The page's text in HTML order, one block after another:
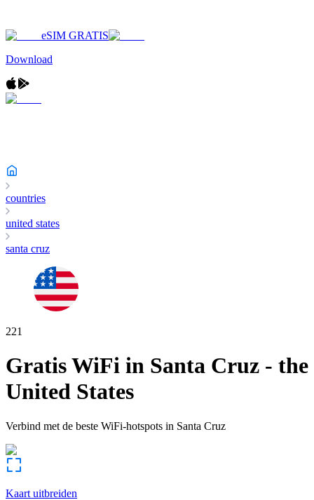
eSIM GRATIS
Download
countries
united states
santa cruz
221
Gratis WiFi in Santa Cruz - the
United States
Verbind met de beste WiFi-hotspots in Santa Cruz
Kaart uitbreiden